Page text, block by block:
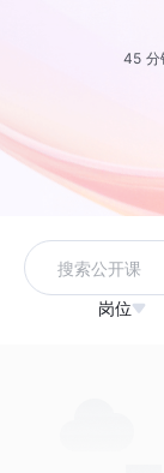
45 分
岗位